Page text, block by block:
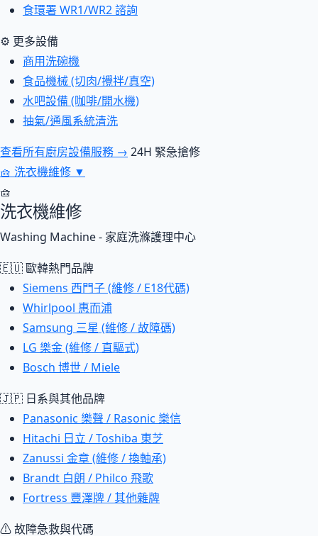
食環署 WR1/WR2 諮詢
⚙ 更多設備
商用洗碗機
食品機械 (切肉/攪拌/真空)
水吧設備 (咖啡/開水機)
抽氣/通風系統清洗
查看所有廚房設備服務 → 24H 緊急搶修
🧺 洗衣機維修 ▼
🧺
洗衣機維修
Washing Machine - 家庭洗滌護理中心
🇪🇺 歐韓熱門品牌
Siemens 西門子 (維修 / E18代碼)
Whirlpool 惠而浦
Samsung 三星 (維修 / 故障碼)
LG 樂金 (維修 / 直驅式)
Bosch 博世 / Miele
🇯🇵 日系與其他品牌
Panasonic 樂聲 / Rasonic 樂信
Hitachi 日立 / Toshiba 東芝
Zanussi 金章 (維修 / 換軸承)
Brandt 白朗 / Philco 飛歌
Fortress 豐澤牌 / 其他雜牌
⚠ 故障急救與代碼